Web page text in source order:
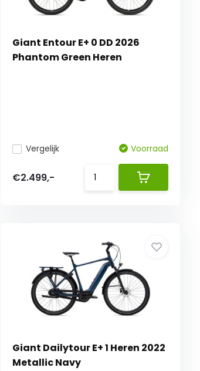
Giant Entour E+ 0 DD 2026
Phantom Green Heren
Vergelijk Voorraad
€2.499,-
Giant Dailytour E+ 1 Heren 2022
Metallic Navy